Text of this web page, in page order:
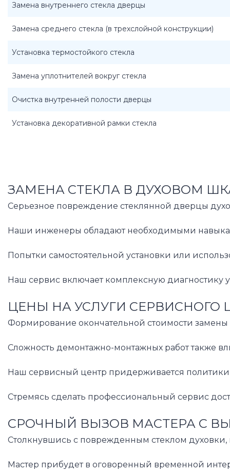
Замена внутреннего стекла дверцы
Замена среднего стекла (в трехслойной конструкции)
Установка термостойкого стекла
Замена уплотнителей вокруг стекла
Очистка внутренней полости дверцы
Установка декоративной рамки стекла
ЗАМЕНА СТЕКЛА В ДУХОВОМ
Серьезное повреждение стеклянной дверцы
Наши инженеры обладают необходимыми
Попытки самостоятельной установки или
Наш сервис включает комплексную диагностику
ЦЕНЫ НА УСЛУГИ СЕРВИСНОГО
Формирование окончательной стоимости
Сложность демонтажно-монтажных работ также
Наш сервисный центр придерживается политики
Стремясь сделать профессиональный сервис
СРОЧНЫЙ ВЫЗОВ МАСТЕРА С
Столкнувшись с поврежденным стеклом духовки,
Мастер прибудет в оговоренный временной